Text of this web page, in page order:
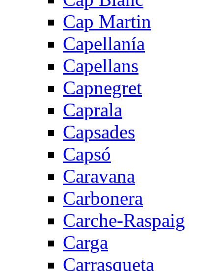
Cap Martin
Capellanía
Capellans
Capnegret
Caprala
Capsades
Capsó
Caravana
Carbonera
Carche-Raspaig
Carga
Carrasqueta